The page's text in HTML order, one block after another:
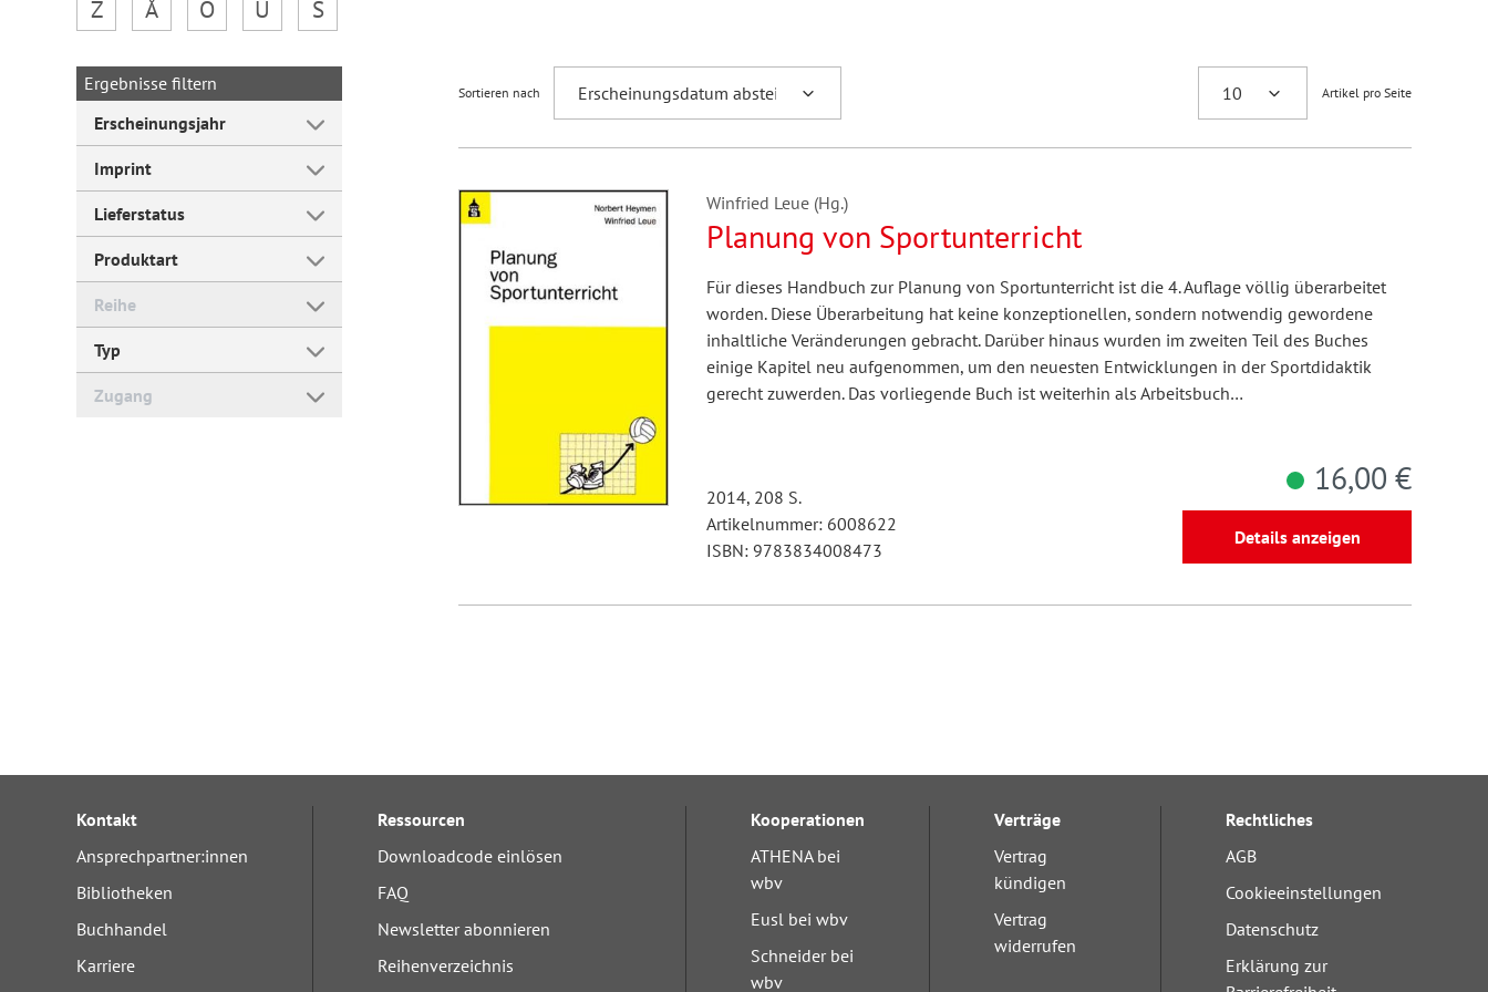
Forum Arbeitslehre
Z
Å Ö Ü Š
Ergebnisse filtern
Erscheinungsjahr
Imprint
Lieferstatus
Produktart
Reihe
Typ
Zugang
Sortieren nach Artikel pro Seite
Winfried Leue (Hg.)
Planung von Sportunterricht
Für dieses Handbuch zur Planung von Sportunterricht ist die 4. Auflage völlig überarbeitet
worden. Diese Überarbeitung hat keine konzeptionellen, sondern notwendig gewordene
inhaltliche Veränderungen gebracht. Darüber hinaus wurden im zweiten Teil des Buches
einige Kapitel neu aufgenommen, um den neuesten Entwicklungen in der Sportdidaktik
gerecht zuwerden. Das vorliegende Buch ist weiterhin als Arbeitsbuch…
2014, 208 S.
Artikelnummer: 6008622
ISBN: 9783834008473
16,00 €
Details anzeigen
Kontakt
Ansprechpartner:innen
Bibliotheken
Buchhandel
Karriere
Ressourcen
Downloadcode einlösen
FAQ
Newsletter abonnieren
Reihenverzeichnis
Kooperationen
ATHENA bei
wbv
Eusl bei wbv
Schneider bei
wbv
Verträge
Vertrag
kündigen
Vertrag
widerrufen
Rechtliches
AGB
Cookieeinstellungen
Datenschutz
Erklärung zur